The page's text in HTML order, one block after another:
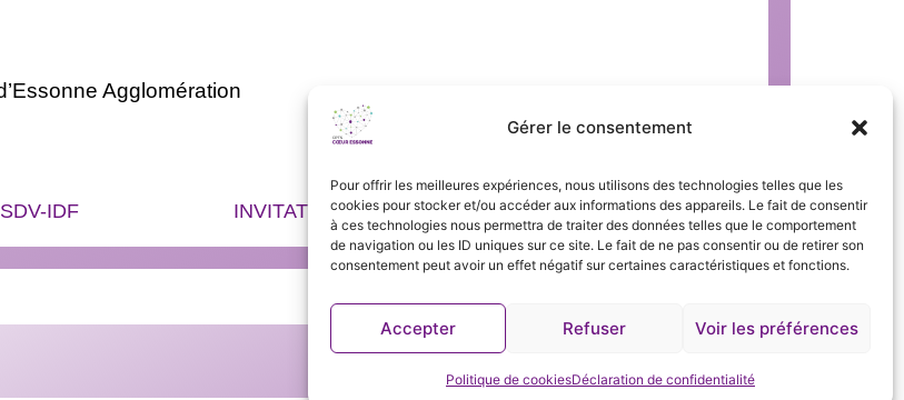
Gérer le consentement
Pour offrir les meilleures expériences, nous utilisons des technologies telles que les
cookies pour stocker et/ou accéder aux informations des appareils. Le fait de consentir
à ces technologies nous permettra de traiter des données telles que le comportement
de navigation ou les ID uniques sur ce site. Le fait de ne pas consentir ou de retirer son
consentement peut avoir un effet négatif sur certaines caractéristiques et fonctions.
Accepter Refuser Voir les préférences
Politique de cookiesDéclaration de confidentialité
Agglomération
IDF INVITATION CH Bligny : soirée dédiée à la pneumologie